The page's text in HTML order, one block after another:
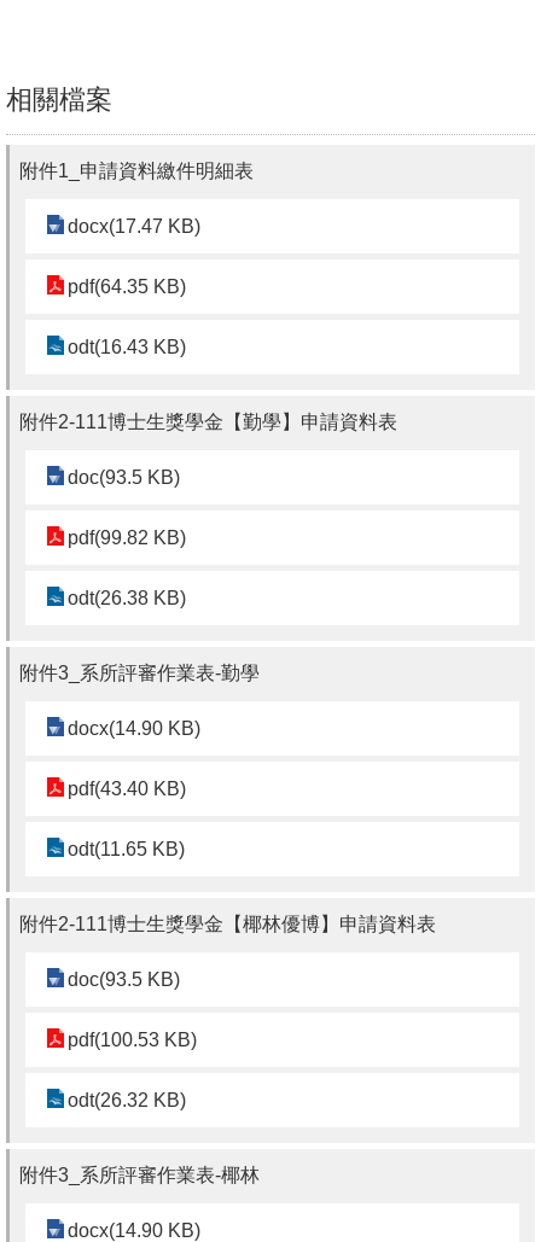
覽
English
facebook
相關檔案
附件1_申請資料繳件明細表
docx(17.47 KB)
pdf(64.35 KB)
odt(16.43 KB)
附件2-111博士生獎學金【勤學】申請資料表
doc(93.5 KB)
pdf(99.82 KB)
odt(26.38 KB)
附件3_系所評審作業表-勤學
docx(14.90 KB)
pdf(43.40 KB)
odt(11.65 KB)
附件2-111博士生獎學金【椰林優博】申請資料表
doc(93.5 KB)
pdf(100.53 KB)
odt(26.32 KB)
附件3_系所評審作業表-椰林
docx(14.90 KB)